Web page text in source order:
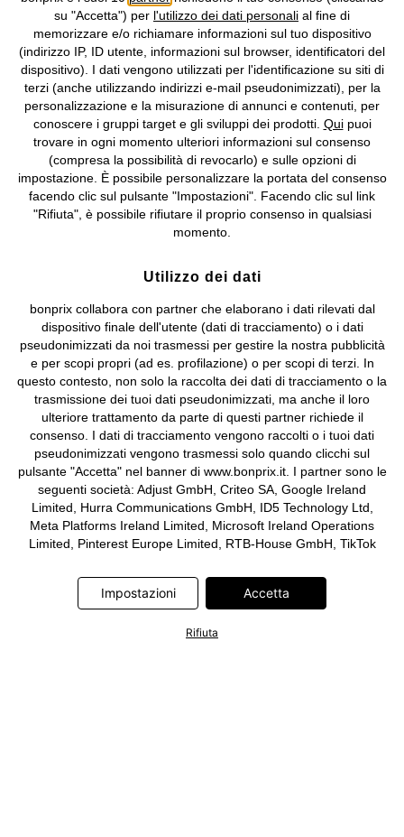
Condizioni di vendita Accessibilità
Informativa privacy e cookie Gestione dei cookie
Informazioni legali Diritto di recesso
© 2026 bonprix.
Tutti i diritti riservati.
bonprix S.r.l. con socio unico, sede legale: via Adua 33 - 13855
Valdengo (BI) C.F. 01510910027 - P.I. 01939830020, Reg. Imprese di
Biella n. 01510910027, R.E.A. BI - 171345, N. Reg. Pile:
IT09060P00000858, N. Reg. AEE: IT08020000002105 Capitale
mbH.
su "Accetta") per l'utilizzo dei dati personali al fine di
memorizzare e/o richiamare informazioni sul tuo dispositivo
(indirizzo IP, ID utente, informazioni sul browser, identificatori del
dispositivo). I dati vengono utilizzati per l'identificazione su siti di
terzi (anche utilizzando indirizzi e-mail pseudonimizzati), per la
personalizzazione e la misurazione di annunci e contenuti, per
conoscere i gruppi target e gli sviluppi dei prodotti. Quipuoi
trovare in ogni momento ulteriori informazioni sul consenso
(compresa la possibilità di revocarlo) e sulle opzioni di
impostazione. È possibile personalizzare la portata del consenso
facendo clic sul pulsante "Impostazioni". Facendo clic sul link
"Rifiuta", è possibile rifiutare il proprio consenso in qualsiasi
momento.
Utilizzo dei dati
bonprix collabora con partner che elaborano i dati rilevati dal
dispositivo finale dell'utente (dati di tracciamento) o i dati
pseudonimizzati da noi trasmessi per gestire la nostra pubblicità
e per scopi propri (ad es. profilazione) o per scopi di terzi. In
questo contesto, non solo la raccolta dei dati di tracciamento o la
trasmissione dei tuoi dati pseudonimizzati, ma anche il loro
ulteriore trattamento da parte di questi partner richiede il
consenso. I dati di tracciamento vengono raccolti o i tuoi dati
pseudonimizzati vengono trasmessi solo quando clicchi sul
pulsante "Accetta" nel banner di www.bonprix.it. I partner sono le
seguenti società: Adjust GmbH, Criteo SA, Google Ireland
Limited, Hurra Communications GmbH, ID5 Technology Ltd,
Meta Platforms Ireland Limited, Microsoft Ireland Operations
Limited, Pinterest Europe Limited, RTB-House GmbH, TikTok
trattamento dei dati da parte di questi partner sono disponibili
nella nostrainformativa privacy e cookie. L'informativa è
Impostazioni Accetta
Rifiuta